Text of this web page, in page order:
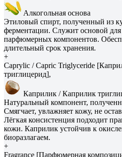
Алкогольная основа
Этиловый спирт, полученный из
ферментации. Служит основой для
парфюмерных компонентов.
длительный срок хранения.
+
Caprylic / Capric Triglyceride
триглицерид],
Каприлик / Каприлик
Натуральный компонент,
Смягчает, увлажняет кожу, не
Лёгкая консистенция подходит
кожи. Каприлик устойчив к
биоразлагаем.
+
Fragrance [Парфюмерная